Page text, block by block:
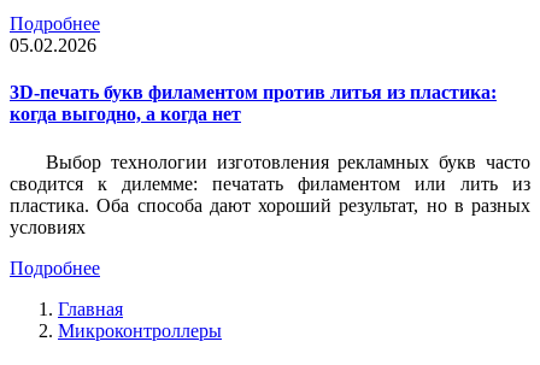
Подробнее
05.02.2026
3D-печать букв филаментом против литья из пластика:
когда выгодно, а когда нет
Выбор технологии изготовления рекламных букв часто
сводится к дилемме: печатать филаментом или лить из
пластика. Оба способа дают хороший результат, но в разных
условиях
Подробнее
Главная
Микроконтроллеры